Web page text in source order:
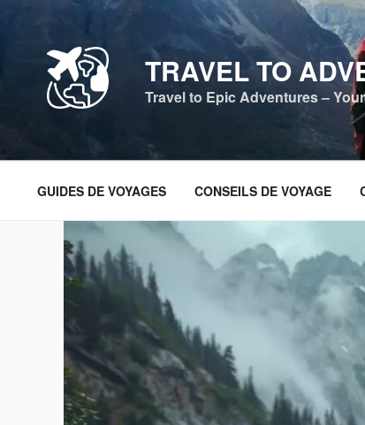
contenu
principal
TRAVEL TO
Travel to Epic Adventures –
GUIDES DE VOYAGES CONSEILS DE VOYAGE